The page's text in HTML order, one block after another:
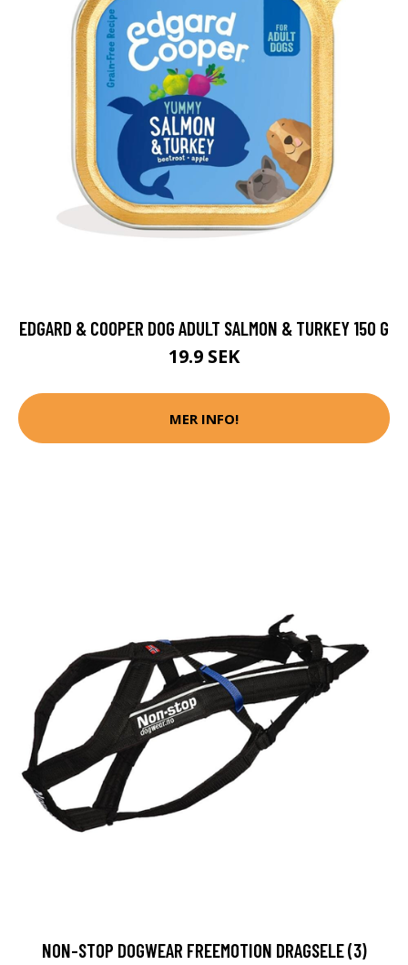
EDGARD & COOPER DOG ADULT SALMON & TURKEY 150 G
19.9 SEK
MER INFO!
NON-STOP DOGWEAR FREEMOTION DRAGSELE (3)